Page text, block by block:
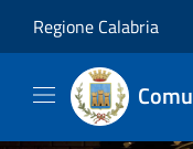
Regione Calabria